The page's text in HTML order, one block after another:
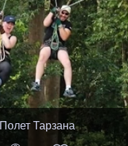
Полет Тарзана